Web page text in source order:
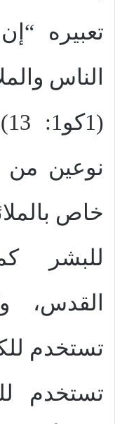
تعبيره
الناس
نوعين من
خاص
للبشر
القدس،
تستخدم
تستخدم